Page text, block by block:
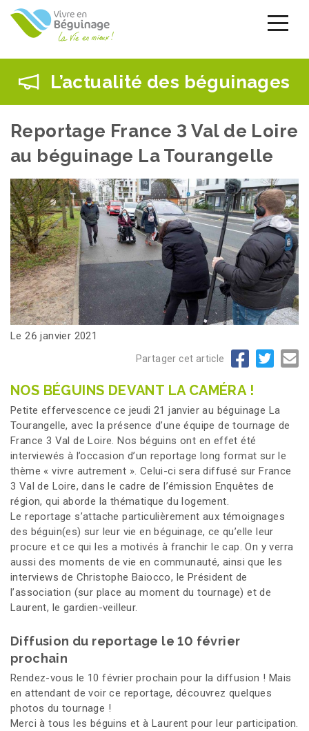
Aller
contenu
L’actualité des béguinages
Reportage France 3 Val de Loire
au béguinage La Tourangelle
Le 26 janvier 2021
Partager cet article
NOS BÉGUINS DEVANT LA CAMÉRA !
Petite effervescence ce jeudi 21 janvier au béguinage La
Tourangelle, avec la présence d’une équipe de tournage de
France 3 Val de Loire. Nos béguins ont en effet été
interviewés à l’occasion d’un reportage long format sur le
thème « vivre autrement ». Celui-ci sera diffusé sur France
3 Val de Loire, dans le cadre de l’émission Enquêtes de
région, qui aborde la thématique du logement.
Le reportage s’attache particulièrement aux témoignages
des béguin(es) sur leur vie en béguinage, ce qu’elle leur
procure et ce qui les a motivés à franchir le cap. On y verra
aussi des moments de vie en communauté, ainsi que les
interviews de Christophe Baiocco, le Président de
l’association (sur place au moment du tournage) et de
Laurent, le gardien-veilleur.
Diffusion du reportage le 10 février
prochain
Rendez-vous le 10 février prochain pour la diffusion ! Mais
en attendant de voir ce reportage, découvrez quelques
photos du tournage !
Merci à tous les béguins et à Laurent pour leur participation.